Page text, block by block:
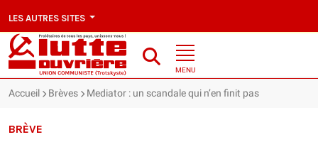
LES AUTRES SITES
MENU
Accueil Brèves Mediator : un scandale qui n’en finit pas
BRÈVE